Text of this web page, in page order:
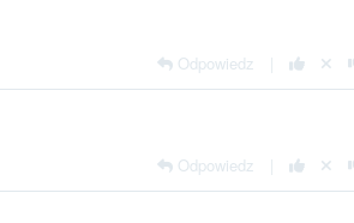
Odpowiedz
Odpowiedz